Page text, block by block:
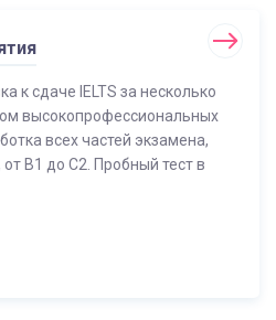
к сдаче IELTS за несколько
высокопрофессиональных
всех частей экзамена,
B1 до C2. Пробный тест в